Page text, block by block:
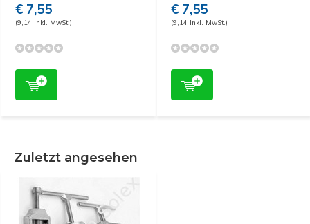
€ 7,55
(9,14 Inkl. MwSt.)
€ 7,55
(9,14 Inkl. MwSt.)
Zuletzt angesehen